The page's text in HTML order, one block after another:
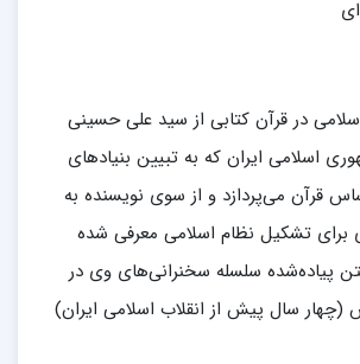
در قرآن کتابی از سید علی حسینی
اسلامی ایران که به تبیین بنیادهای
قرآن می‌پردازد و از سوی نویسنده به
برای تشکیل نظام اسلامی معرفی شده
پیاده‌شده سلسله سخنرانی‌های وی در
رمضان ۱۳۵۳ش (چهار سال پیش از انقلاب اسلامی ایران)